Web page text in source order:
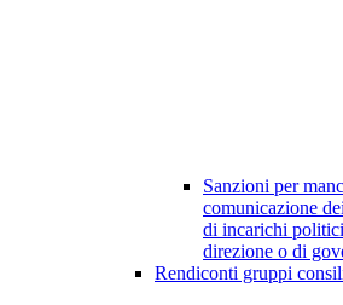
Sanzioni per
comunicazione
di incarichi
direzione o di
Rendiconti gruppi